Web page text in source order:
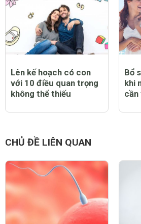
Lên kế hoạch có con
với 10 điều quan trọng
không thể thiếu
Bổ
khi
cần
CHỦ ĐỀ LIÊN QUAN